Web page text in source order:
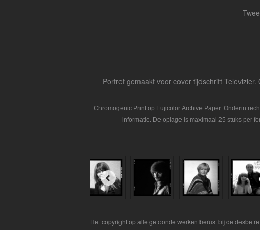
Portret gemaakt voor cover tijdschrift
Chromogenic Print op Fujicolor Archive Paper. Onderin
informatie. De oplage is maximaal 25 stuks per
Het copyright op alle getoonde werken berust bij de